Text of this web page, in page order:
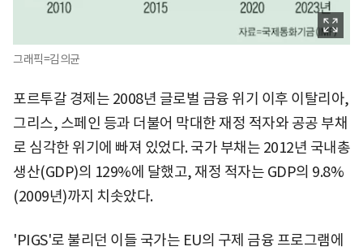
그래픽=김의균
포르투갈 경제는 2008년 글로벌 금융 위기 이후 이탈리아,
그리스, 스페인 등과 더불어 막대한 재정 적자와 공공 부채
로 심각한 위기에 빠져 있었다. 국가 부채는 2012년 국내총
생산(GDP)의 129%에 달했고, 재정 적자는 GDP의 9.8%
(2009년)까지 치솟았다.
'PIGS'로 불리던 이들 국가는 EU의 구제 금융 프로그램에